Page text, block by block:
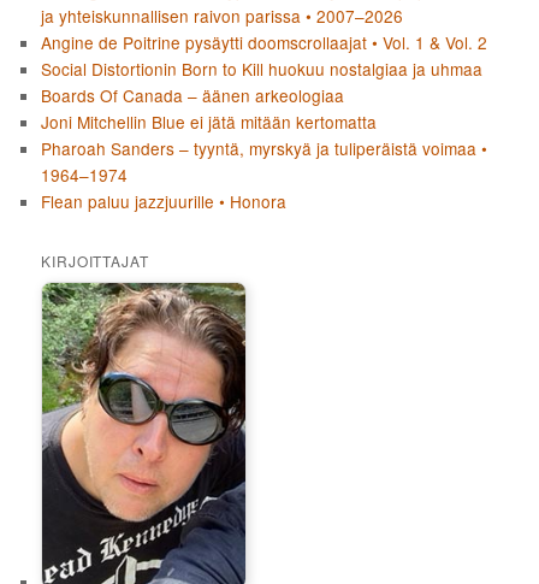
ja yhteiskunnallisen raivon parissa • 2007–2026
Angine de Poitrine pysäytti doomscrollaajat • Vol. 1 & Vol. 2
Social Distortionin Born to Kill huokuu nostalgiaa ja uhmaa
Boards Of Canada – äänen arkeologiaa
Joni Mitchellin Blue ei jätä mitään kertomatta
Pharoah Sanders – tyyntä, myrskyä ja tuliperäistä voimaa •
1964–1974
Flean paluu jazzjuurille • Honora
KIRJOITTAJAT